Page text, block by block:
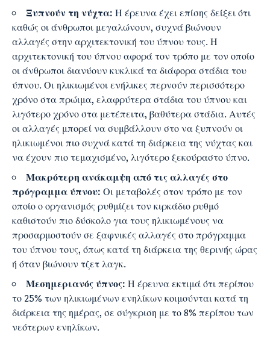
Ξυπνούν τη νύχτα: Η έρευνα έχει επίσης δείξει ότι
καθώς οι άνθρωποι μεγαλώνουν, συχνά βιώνουν
αλλαγές στην αρχιτεκτονική του ύπνου τους. Η
αρχιτεκτονική του ύπνου αφορά τον τρόπο με τον οποίο
οι άνθρωποι διανύουν κυκλικά τα διάφορα στάδια του
ύπνου. Οι ηλικιωμένοι ενήλικες περνούν περισσότερο
χρόνο στα πρώιμα, ελαφρύτερα στάδια του ύπνου και
λιγότερο χρόνο στα μετέπειτα, βαθύτερα στάδια. Αυτές
οι αλλαγές μπορεί να συμβάλλουν στο να ξυπνούν οι
ηλικιωμένοι πιο συχνά κατά τη διάρκεια της νύχτας και
να έχουν πιο τεμαχισμένο, λιγότερο ξεκούραστο ύπνο.
Μακρότερη ανάκαμψη από τις αλλαγές στο
πρόγραμμα ύπνου: Οι μεταβολές στον τρόπο με τον
οποίο ο οργανισμός ρυθμίζει τον κιρκάδιο ρυθμό
καθιστούν πιο δύσκολο για τους ηλικιωμένους να
προσαρμοστούν σε ξαφνικές αλλαγές στο πρόγραμμα
του ύπνου τους, όπως κατά τη διάρκεια της θερινής ώρας
ή όταν βιώνουν τζετ λαγκ.
Μεσημεριανός ύπνος: Η έρευνα εκτιμά ότι περίπου
το 25% των ηλικιωμένων ενηλίκων κοιμούνται κατά τη
διάρκεια της ημέρας, σε σύγκριση με το 8% περίπου των
νεότερων ενηλίκων.